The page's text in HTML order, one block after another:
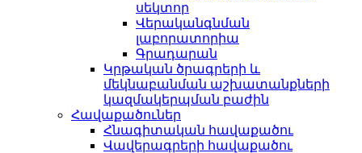
սեկտոր
Վերականգնման
լաբորատորիա
Գրադարան
Կրթական ծրագրերի և
մեկնաբանման աշխատանքների
կազմակերպման բաժին
Հավաքածուներ
Հնագիտական հավաքածու
Վավերագրերի հավաքածու